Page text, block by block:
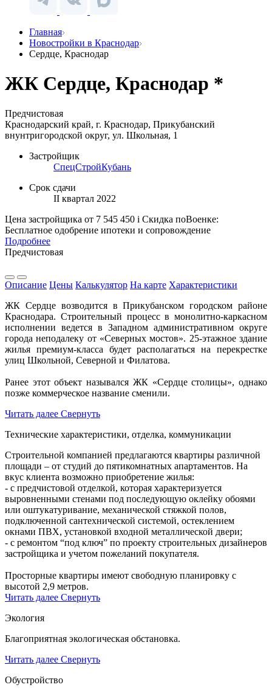
Главная
Новостройки в Краснодар
Сердце, Краснодар
ЖК Сердце, Краснодар *
Предчистовая
Краснодарский край, г. Краснодар, Прикубанский
внунтригородской округ, ул. Школьная, 1
Застройщик
СпецСтройКубань
Срок сдачи
II квартал 2022
Цена застройщика от 7 545 450 i Скидка поВоенке:
Бесплатное одобрение ипотеки и сопровождение
Подробнее
Предчистовая
Описание Цены Калькулятор На карте Характеристики
ЖК Сердце возводится в Прикубанском городском районе
Краснодара. Строительный процесс в монолитно-каркасном
исполнении ведется в Западном административном округе
города неподалеку от «Северных мостов». 25-этажное здание
жилья премиум-класса будет располагаться на перекрестке
улиц Школьной, Северной и Филатова.
Ранее этот объект назывался ЖК «Сердце столицы», однако
позже коммерческое название сменили.
Читать далее Свернуть
Технические характеристики, отделка, коммуникации
Строительной компанией предлагаются квартиры различной
площади – от студий до пятикомнатных апартаментов. На
вкус клиента возможно приобретение жилья:
- с предчистовой отделкой, которая характеризуется
выровненными стенами под последующую оклейку обоями
или оштукатуривание, механической стяжкой полов,
подключенной сантехнической системой, остеклением
окнами ПВХ, установкой входной металлической двери;
- с ремонтом “под ключ” по проекту строительных дизайнеров
застройщика и учетом пожеланий покупателя.
Просторные квартиры имеют свободную планировку с
высотой 2,9 метров.
Читать далее Свернуть
Экология
Благоприятная экологическая обстановка.
Читать далее Свернуть
Обустройство